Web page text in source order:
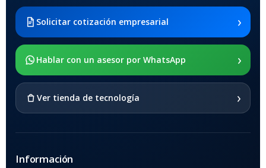
2021 SM-x200 / Samsung
Galaxy Tab A8 10.5 2021 SM-
x205
SOPORTE DE APOYO
Solicitar cotización empresarial ›
Hablar con un asesor por WhatsApp ›
Ver tienda de tecnología ›
Información